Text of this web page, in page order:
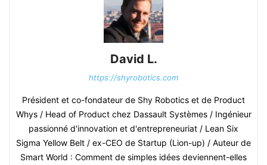
David L.
https://shyrobotics.com
Président et co-fondateur de Shy Robotics et de Product
Whys / Head of Product chez Dassault Systèmes / Ingénieur
passionné d'innovation et d'entrepreneuriat / Lean Six
Sigma Yellow Belt / ex-CEO de Startup (Lion-up) / Auteur de
Smart World : Comment de simples idées deviennent-elles